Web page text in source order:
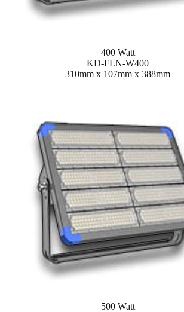
400 Watt
KD-FLN-W400
310mm x 107mm x 388mm
500 Watt